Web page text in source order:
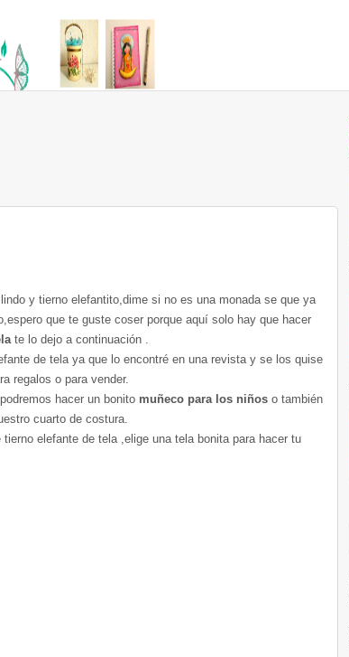
y tierno elefantito,dime si no es una monada se que ya
que te guste coser porque aquí solo hay que hacer
te lo dejo a continuación .
de tela ya que lo encontré en una revista y se los quise
regalos o para vender.
hacer un bonito muñeco para los niños o también
cuarto de costura.
elefante de tela ,elige una tela bonita para hacer tu